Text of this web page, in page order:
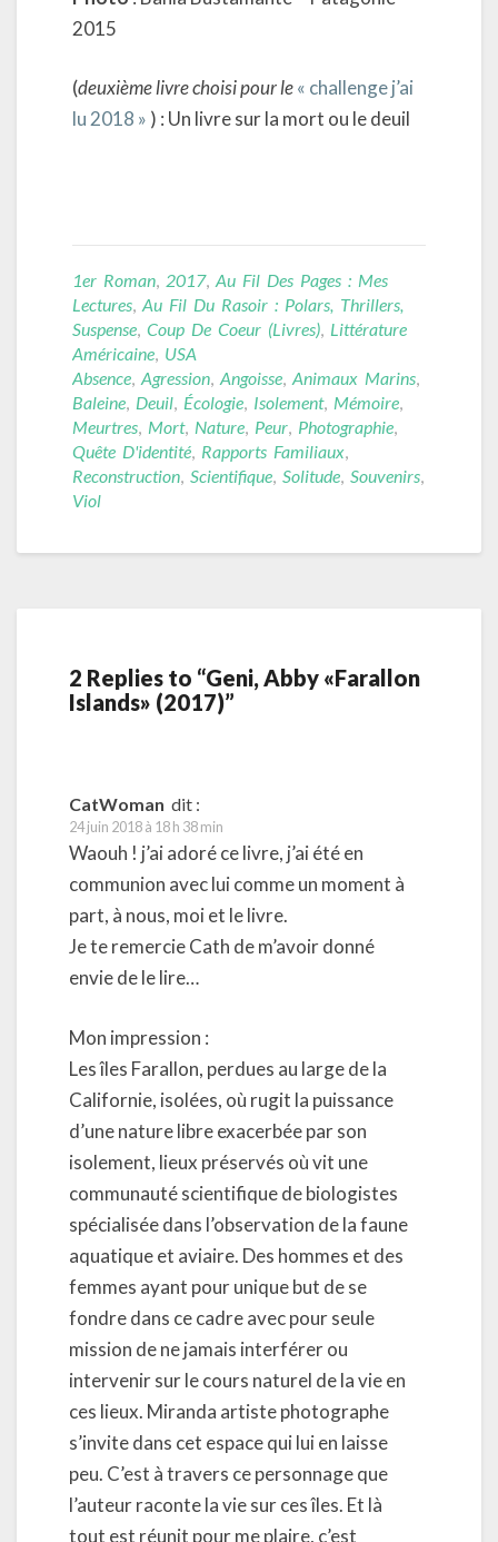
2015
(deuxième livre choisi pour le« challenge j’ai
lu 2018 » ) : Un livre sur la mort ou le deuil
1er Roman, 2017, Au Fil Des Pages : Mes
Lectures, Au Fil Du Rasoir : Polars, Thrillers,
Suspense, Coup De Coeur (livres), Littérature
Américaine, USA
Absence, Agression, Angoisse, Animaux Marins,
Baleine, Deuil, Écologie, Isolement, Mémoire,
Meurtres, Mort, Nature, Peur, Photographie,
Quête D'identité, Rapports Familiaux,
Reconstruction, Scientifique, Solitude, Souvenirs,
Viol
2 Replies to “Geni, Abby «Farallon
Islands» (2017)”
CatWoman dit :
24 juin 2018 à 18 h 38 min
Waouh ! j’ai adoré ce livre, j’ai été en
communion avec lui comme un moment à
part, à nous, moi et le livre.
Je te remercie Cath de m’avoir donné
envie de le lire…
Mon impression :
Les îles Farallon, perdues au large de la
Californie, isolées, où rugit la puissance
d’une nature libre exacerbée par son
isolement, lieux préservés où vit une
communauté scientifique de biologistes
spécialisée dans l’observation de la faune
aquatique et aviaire. Des hommes et des
femmes ayant pour unique but de se
fondre dans ce cadre avec pour seule
mission de ne jamais interférer ou
intervenir sur le cours naturel de la vie en
ces lieux. Miranda artiste photographe
s’invite dans cet espace qui lui en laisse
peu. C’est à travers ce personnage que
l’auteur raconte la vie sur ces îles. Et là
tout est réunit pour me plaire, c’est